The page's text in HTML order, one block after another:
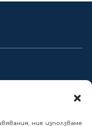
ние използваме